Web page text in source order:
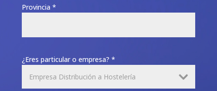
Provincia *
¿Eres particular o empresa? *